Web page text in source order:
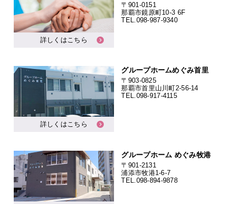
詳しくはこちら
〒901-0151
那覇市鏡原町10-3 6F
TEL. 098-987-9340
詳しくはこちら
グループホームめぐみ首里
〒903-0825
那覇市首里山川町2-56-14
TEL.098-917-4115
グループホーム めぐみ牧港
〒901-2131
浦添市牧港1-6-7
TEL. 098-894-9878